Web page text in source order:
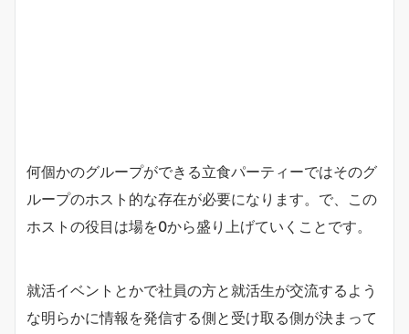
何個かのグループができる立食パーティーではそのグ
ループのホスト的な存在が必要になります。で、この
ホストの役目は場を0から盛り上げていくことです。
就活イベントとかで社員の方と就活生が交流するよう
な明らかに情報を発信する側と受け取る側が決まって